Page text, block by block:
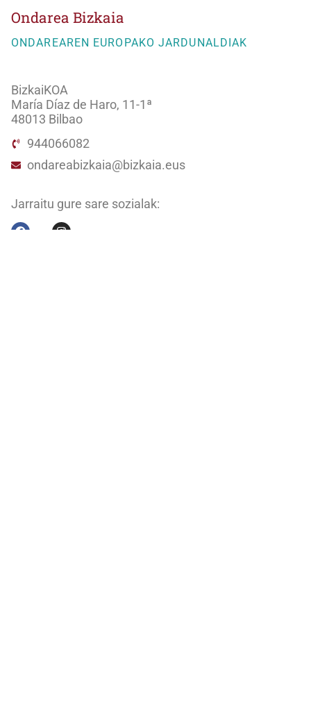
Ondarea Bizkaia
ONDAREAREN EUROPAKO JARDUNALDIAK
BizkaiKOA
María Díaz de Haro, 11-1ª
48013 Bilbao
944066082
ondareabizkaia@bizkaia.eus
Jarraitu gure sare sozialak: